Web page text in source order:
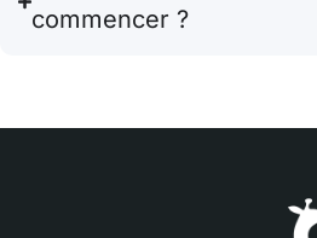
commencer ?